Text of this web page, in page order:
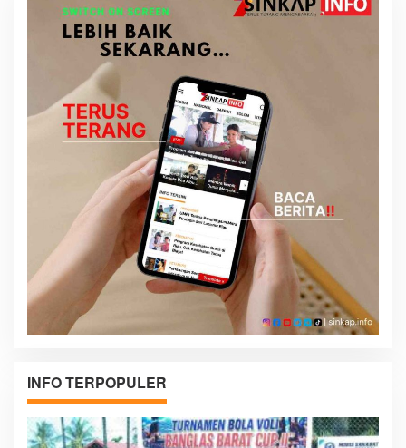
INFO TERPOPULER